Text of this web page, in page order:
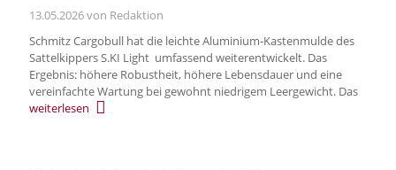
13.05.2026von Redaktion
Schmitz Cargobull hat die leichte Aluminium-Kastenmulde des
Sattelkippers S.KI Light umfassend weiterentwickelt. Das
Ergebnis: höhere Robustheit, höhere Lebensdauer und eine
vereinfachte Wartung bei gewohnt niedrigem Leergewicht. Das
weiterlesen